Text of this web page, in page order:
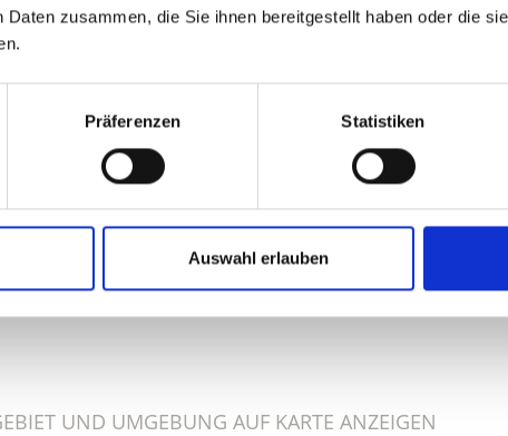
Daten zusammen, die Sie ihnen bereitgestellt haben oder die
Präferenzen Statistiken
Auswahl erlauben
FÜR SIE HILFREICH?
UND UMGEBUNG AUF KARTE ANZEIGEN